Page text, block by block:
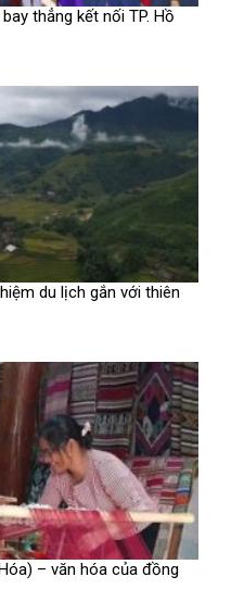
thẳng kết nối TP. Hồ
du lịch gắn với thiên
– văn hóa của đồng